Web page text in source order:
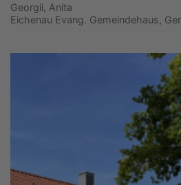
Georgii, Anita
Eichenau Evang. Gemeindehaus,